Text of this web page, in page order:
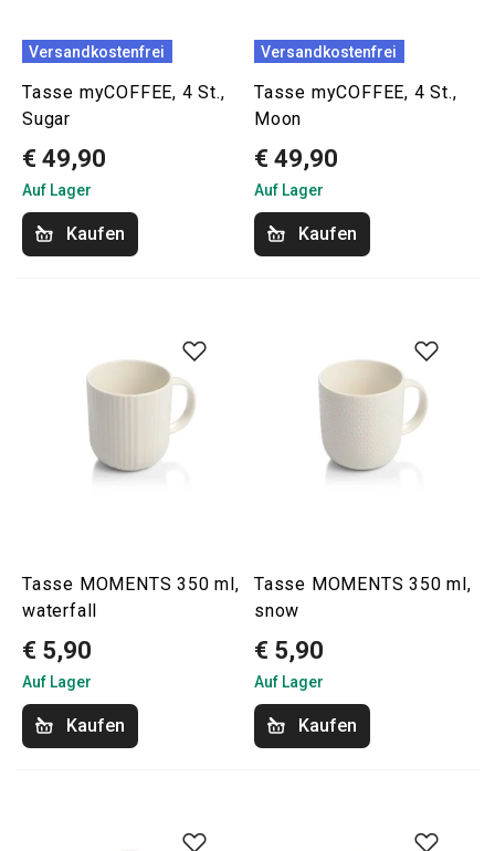
Versandkostenfrei
Tasse myCOFFEE, 4 St.,
Sugar
€ 49,90
Auf Lager
Kaufen
Versandkostenfrei
Tasse myCOFFEE, 4 St.,
Moon
€ 49,90
Auf Lager
Kaufen
Tasse MOMENTS 350 ml,
waterfall
€ 5,90
Auf Lager
Kaufen
Tasse MOMENTS 350 ml,
snow
€ 5,90
Auf Lager
Kaufen